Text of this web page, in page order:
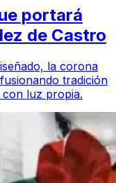
portará
de Castro
la corona
tradición
luz propia.